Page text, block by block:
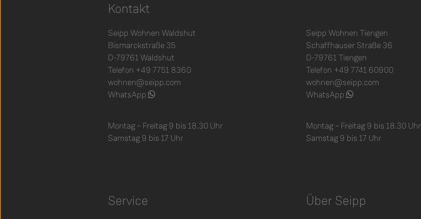
Kontakt
Seipp Wohnen Waldshut
Bismarckstraße 35
D-79761 Waldshut
Telefon +49 7751 8360
wohnen@seipp.com
WhatsApp
Montag – Freitag 9 bis 18.30 Uhr
Samstag 9 bis 17 Uhr
Seipp Wohnen Tiengen
Schaffhauser Straße 36
D-79761 Tiengen
Telefon +49 7741 60900
wohnen@seipp.com
WhatsApp
Montag – Freitag 9 bis 18.30 Uhr
Samstag 9 bis 17 Uhr
Service Über Seipp